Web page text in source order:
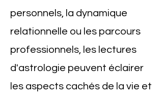
personnels, la dynamique
relationnelle ou les parcours
professionnels, les lectures
d'astrologie peuvent éclairer
les aspects cachés de la vie et